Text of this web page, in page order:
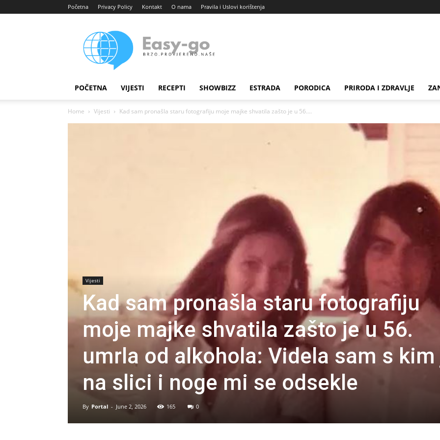
Početna Privacy Policy Kontakt O nama Pravila i Uslovi korištenja
portal
POČETNA VIJESTI RECEPTI SHOWBIZZ ESTRADA PORODICA PRIRODA I ZDRAVLJE
Home Vijesti Kad sam pronašla staru fotografiju moje majke shvatila zašto je u 56....
Vijesti
Kad sam pronašla staru fotografiju
moje majke shvatila zašto je u 56.
umrla od alkohola: Videla sam s kim
na slici i noge mi se odsekle
By Portal - June 2, 2026 165 0